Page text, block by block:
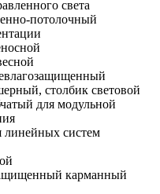
света
потолочный
столбик световой
для модульной
линейных систем
карманный